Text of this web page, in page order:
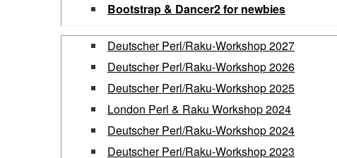
‎Bootstrap & Dancer2 for newbies‎
Deutscher Perl/Raku-Workshop 2027
Deutscher Perl/Raku-Workshop 2026
Deutscher Perl/Raku-Workshop 2025
London Perl & Raku Workshop 2024
Deutscher Perl/Raku-Workshop 2024
Deutscher Perl/Raku-Workshop 2023